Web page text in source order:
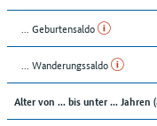
... Geburtensaldo
... Wanderungssaldo
Alter von ... bis unter ... Jahren